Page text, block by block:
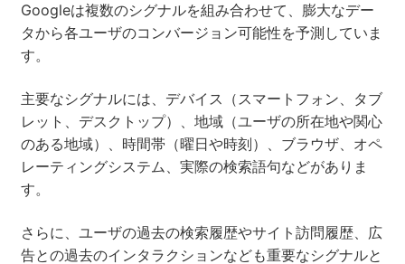
Googleは複数のシグナルを組み合わせて、膨大なデー
タから各ユーザのコンバージョン可能性を予測していま
す。
主要なシグナルには、デバイス（スマートフォン、タブ
レット、デスクトップ）、地域（ユーザの所在地や関心
のある地域）、時間帯（曜日や時刻）、ブラウザ、オペ
レーティングシステム、実際の検索語句などがありま
す。
さらに、ユーザの過去の検索履歴やサイト訪問履歴、広
告との過去のインタラクションなども重要なシグナルと